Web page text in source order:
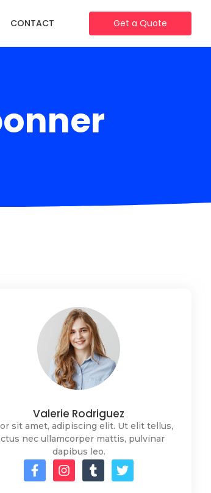
CONTACT Get a Quote
Valerie Rodriguez
sit amet, adipiscing elit. Ut elit tellus,
nec ullamcorper mattis, pulvinar
dapibus leo.